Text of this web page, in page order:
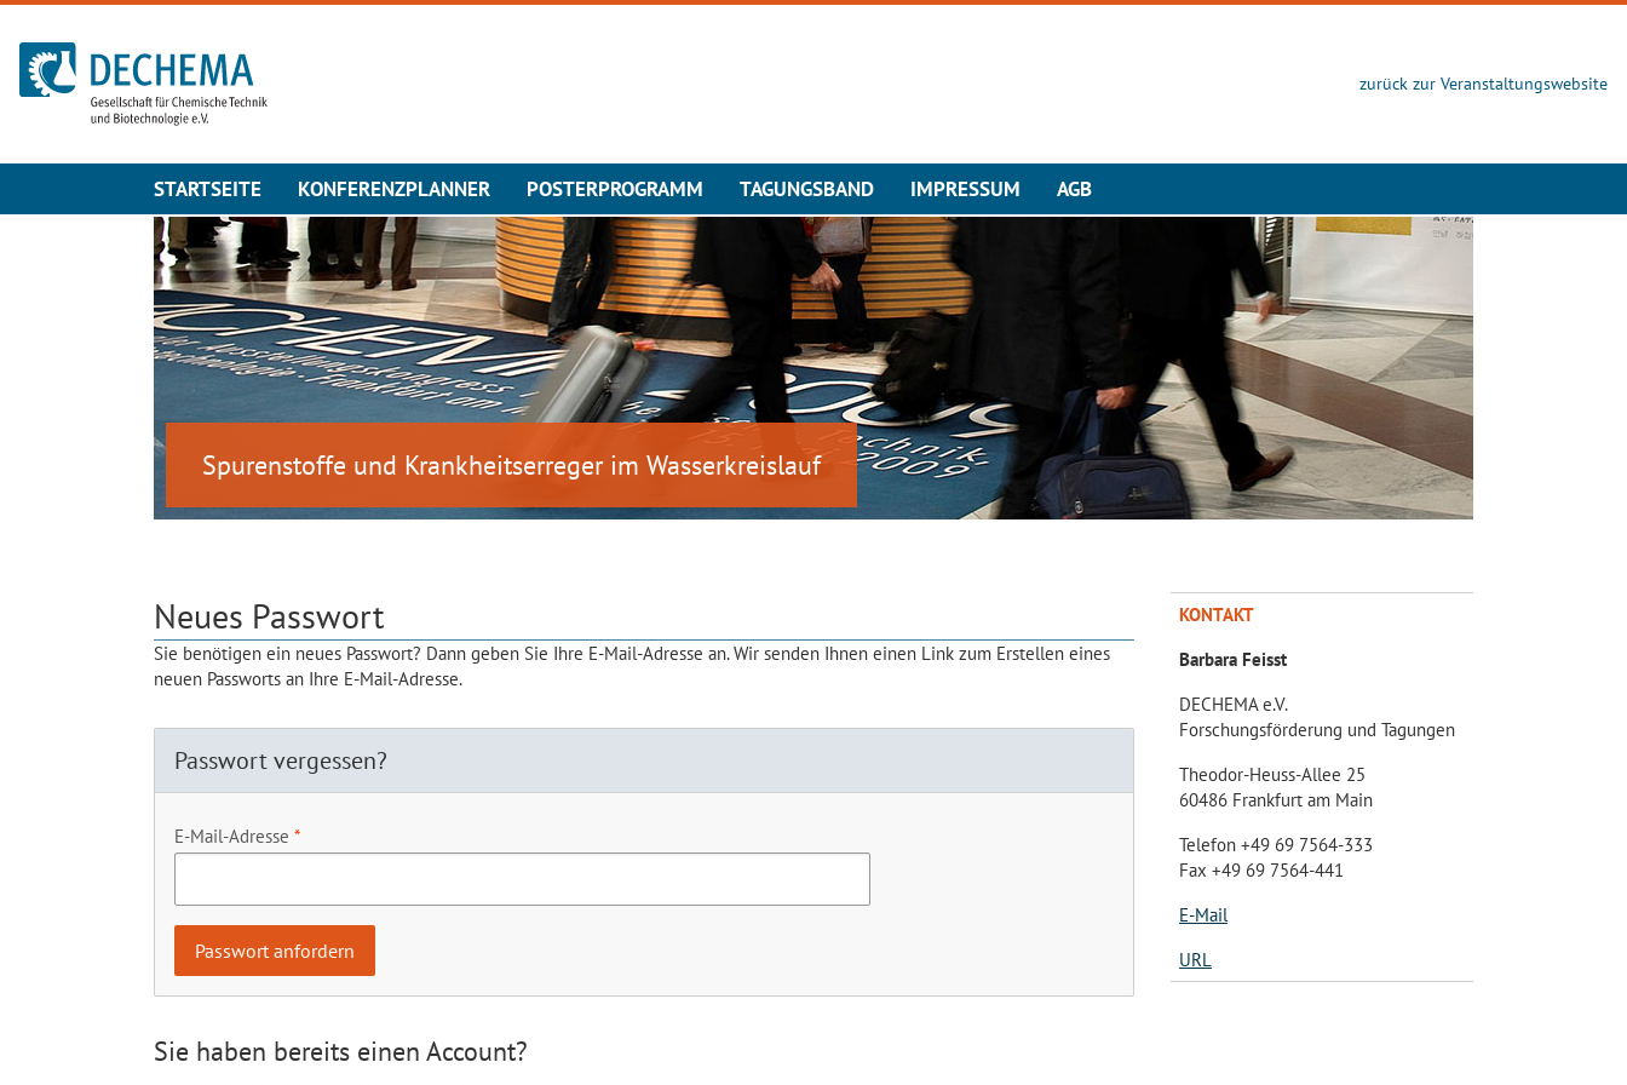
Zur Startseite
zurück zur Veranstaltungswebsite
STARTSEITE KONFERENZPLANNER POSTERPROGRAMM TAGUNGSBAND IMPRESSUM AGB
Spurenstoffe und Krankheitserreger im Wasserkreislauf
Neues Passwort
Sie benötigen ein neues Passwort? Dann geben Sie Ihre E-Mail-Adresse an. Wir senden Ihnen einen Link zum Erstellen eines
neuen Passworts an Ihre E-Mail-Adresse.
Passwort vergessen?
E-Mail-Adresse
Sie haben bereits einen Account?
KONTAKT
Barbara Feisst
DECHEMA e.V.
Forschungsförderung und Tagungen
Theodor-Heuss-Allee 25
60486 Frankfurt am Main
Telefon +49 69 7564-333
Fax +49 69 7564-441
E-Mail
URL